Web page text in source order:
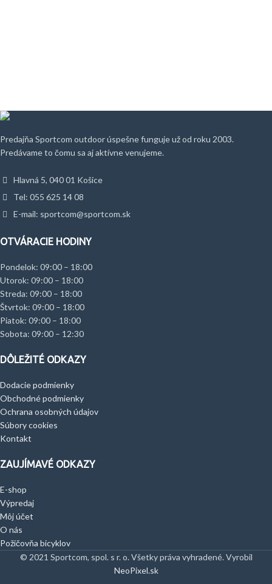
Predajňa Sportcom outdoor úspešne funguje už od roku 2003.
Predávame to čomu sa aj aktívne venujeme.
Hlavná 5, 040 01 Košice
Tel: 055 625 14 08
E-mail: sportcom@sportcom.sk
OTVÁRACIE HODINY
Pondelok: 09:00 – 18:00
Utorok: 09:00 – 18:00
Streda: 09:00 – 18:00
Štvrtok: 09:00 – 18:00
Piatok: 09:00 – 18:00
Sobota: 09:00 – 12:30
DÔLEŽITÉ ODKAZY
Dodacie podmienky
Obchodné podmienky
Ochrana osobných údajov
Súbory cookies
Kontakt
ZAUJÍMAVÉ ODKAZY
E-shop
Výpredaj
Môj účet
O nás
Požičovňa bicyklov
© 2021 Sportcom, spol. s r. o. Všetky práva vyhradené. Vyrobil
NeoPixel.sk